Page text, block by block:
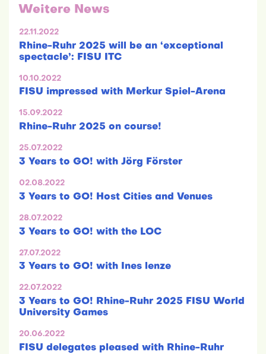
Weitere News
22.11.2022
Rhine-Ruhr 2025 will be an ‘exceptional
spectacle’: FISU ITC
10.10.2022
FISU impressed with Merkur Spiel-Arena
15.09.2022
Rhine-Ruhr 2025 on course!
25.07.2022
3 Years to GO! with Jörg Förster
02.08.2022
3 Years to GO! Host Cities and Venues
28.07.2022
3 Years to GO! with the LOC
27.07.2022
3 Years to GO! with Ines lenze
22.07.2022
3 Years to GO! Rhine-Ruhr 2025 FISU World
University Games
20.06.2022
FISU delegates pleased with Rhine-Ruhr